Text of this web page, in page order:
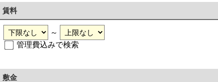
賃料
～
管理費込みで検索
敷金